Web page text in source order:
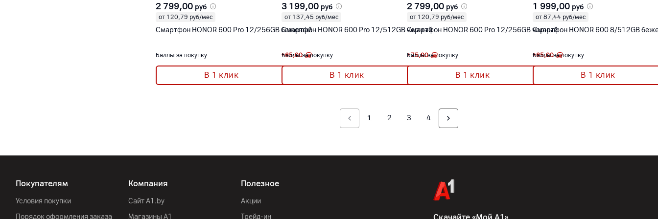
2 799,00 руб
от 120,79 руб/мес
Смартфон HONOR 600 Pro 12/256GB бежевый
Баллы за покупку +65,00
В 1 клик
3 199,00 руб
от 137,45 руб/мес
Смартфон HONOR 600 Pro 12/512GB черный
Баллы за покупку +75,00
В 1 клик
2 799,00 руб
от 120,79 руб/мес
Смартфон HONOR 600 Pro 12/256GB черный
Баллы за покупку +65,00
В 1 клик
1 999,00 руб
от 87,44 руб/мес
Смартфон HONOR 600 8/512GB
Баллы за покупку
В 1 клик
1 2 3 4
Покупателям
Условия покупки
Порядок оформления заказа
Компания
Сайт A1.by
Магазины А1
Полезное
Акции
Трейд-ин